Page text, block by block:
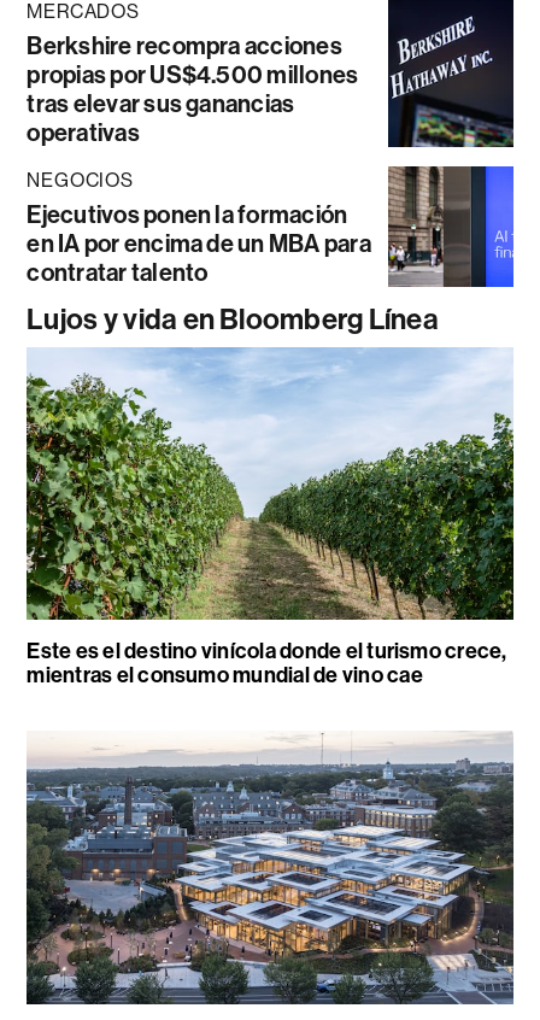
MERCADOS
Berkshire recompra acciones
propias por US$4.500 millones
tras elevar sus ganancias
operativas
NEGOCIOS
Ejecutivos ponen la formación
en IA por encima de un MBA para
contratar talento
Lujos y vida en Bloomberg Línea
Este es el destino vinícola donde el turismo crece,
mientras el consumo mundial de vino cae